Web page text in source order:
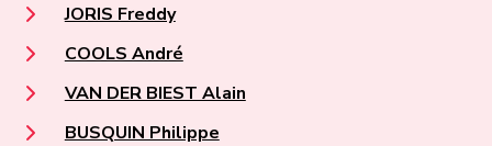
JORIS Freddy
COOLS André
VAN DER BIEST Alain
BUSQUIN Philippe